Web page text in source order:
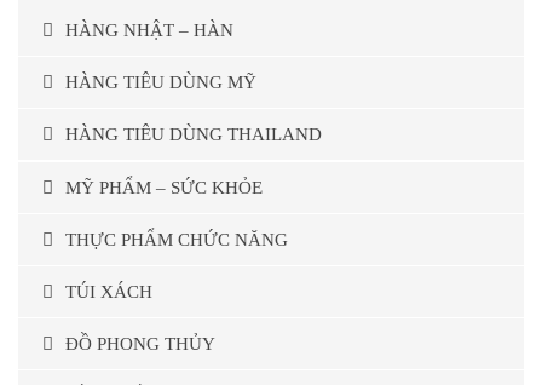
HÀNG NHẬT – HÀN
HÀNG TIÊU DÙNG MỸ
HÀNG TIÊU DÙNG THAILAND
MỸ PHẨM – SỨC KHỎE
THỰC PHẨM CHỨC NĂNG
TÚI XÁCH
ĐỒ PHONG THỦY